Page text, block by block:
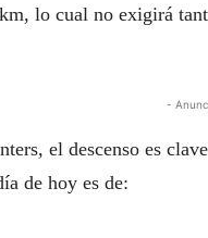
lo cual no exigirá
-
el descenso es
de hoy es de: